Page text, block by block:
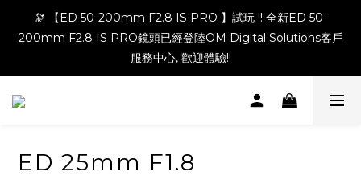
🔭 【ED 50-200mm F2.8 IS PRO 】試玩 !! 全新ED 50-
200mm F2.8 IS PRO鏡頭已經登陸OM Digital Solutions客戶
服務中心, 歡迎體驗!!
ED 25mm F1.8